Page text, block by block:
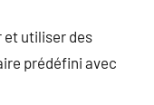
et utiliser des
prédéfini avec